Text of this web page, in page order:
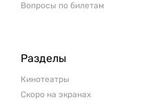
Вопросы по билетам
Разделы
Кинотеатры
Скоро на экранах